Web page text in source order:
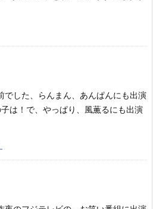
でした、らんまん、あんぱんにも出演
は！で、やっぱり、風薫るにも出演